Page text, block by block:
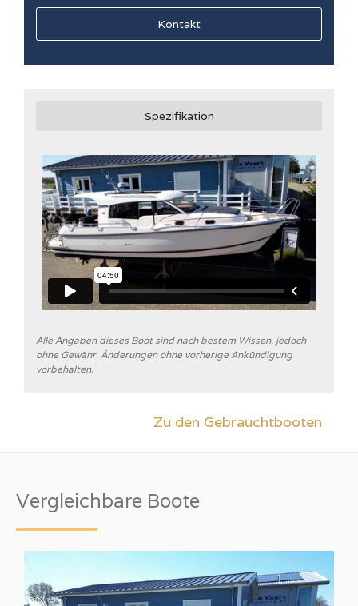
Kontakt
Spezifikation
Alle Angaben dieses Boot sind nach bestem Wissen, jedoch
ohne Gewähr. Änderungen ohne vorherige Ankündigung
vorbehalten.
Zu den Gebrauchtbooten
Vergleichbare Boote